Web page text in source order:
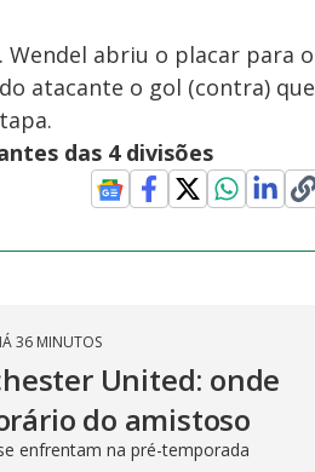
abriu o placar para o
atacante o gol (contra) que
das 4 divisões
36 MINUTOS
United: onde
do amistoso
enfrentam na pré-temporada